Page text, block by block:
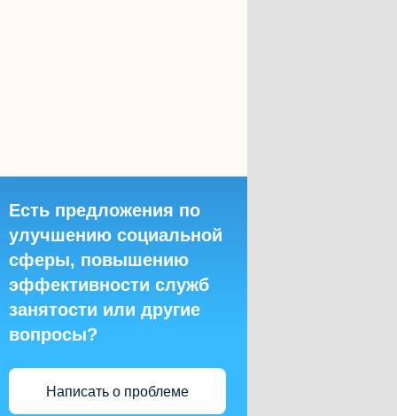
Есть предложения по
улучшению социальной
сферы, повышению
эффективности служб
занятости или другие
вопросы?
Написать о проблеме